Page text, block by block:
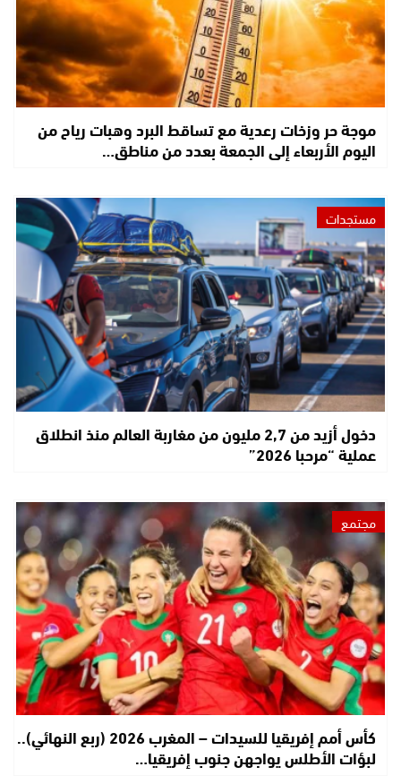
موجة حر وزخات رعدية مع تساقط البرد وهبات رياح من
اليوم الأربعاء إلى الجمعة بعدد من مناطق…
مستجدات
دخول أزيد من 2,7 مليون من مغاربة العالم منذ انطلاق
عملية “مرحبا 2026”
مجتمع
كأس أمم إفريقيا للسيدات – المغرب 2026 (ربع النهائي)..
لبؤات الأطلس يواجهن جنوب إفريقيا…